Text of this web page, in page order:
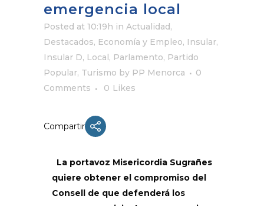
emergencia local
Posted at 10:19h in Actualidad,
Destacados, Economía y Empleo, Insular,
Insular D, Local, Parlamento, Partido
Popular, Turismo by PP Menorca
0
Comments
0 Likes
Compartir
La portavoz Misericordia Sugrañes
quiere obtener el compromiso del
Consell de que defenderá los